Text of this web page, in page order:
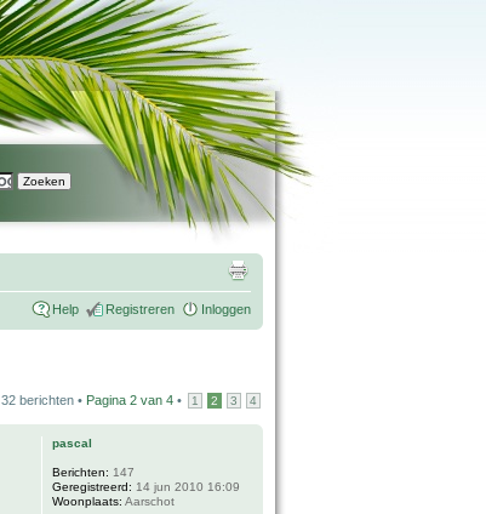
Help Registreren Inloggen
32 berichten • Pagina 2 van 4 • 1 2 3 4
pascal
Berichten: 147
Geregistreerd: 14 jun 2010 16:09
Woonplaats: Aarschot